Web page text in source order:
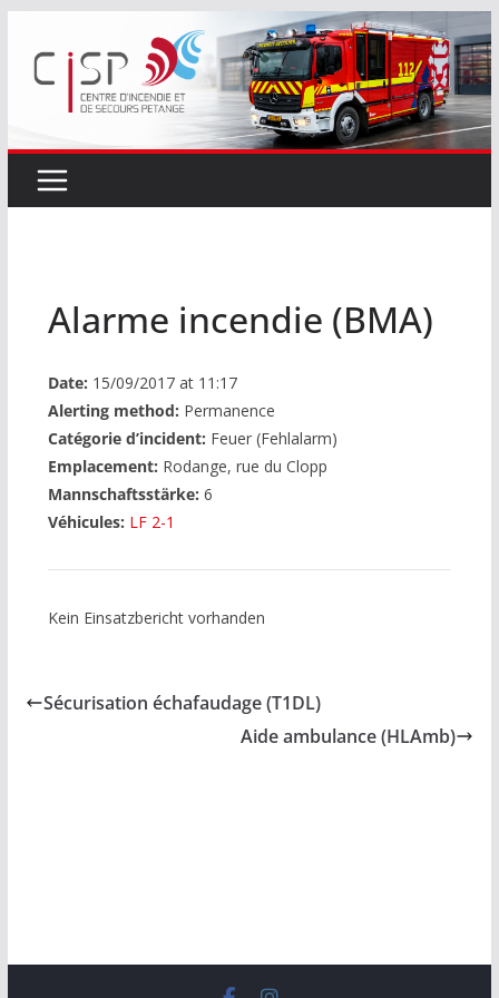
contenu
Alarme incendie (BMA)
Date: 15/09/2017 at 11:17
Alerting method: Permanence
Catégorie d’incident: Feuer (Fehlalarm)
Emplacement: Rodange, rue du Clopp
Mannschaftsstärke: 6
Véhicules: LF 2-1
Kein Einsatzbericht vorhanden
Sécurisation échafaudage (T1DL)
Aide ambulance (HLAmb)